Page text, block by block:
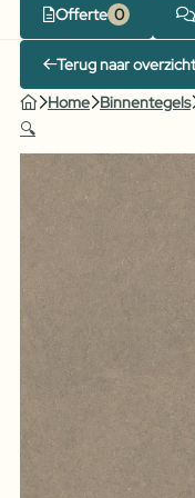
Offerte
Terug naar overzicht
Home Binnentegels
🔍